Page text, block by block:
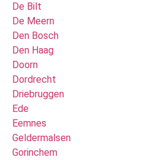
De Bilt
De Meern
Den Bosch
Den Haag
Doorn
Dordrecht
Driebruggen
Ede
Eemnes
Geldermalsen
Gorinchem